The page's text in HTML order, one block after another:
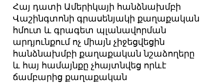
Հայ դատի Ամերիկայի հանձնախմբի
Վաշինգտոնի գրասենյակի քաղաքական
հմուտ և գրագետ պլանավորման
արդյունքում ոչ միայն չիջեցվեցին
հանձնախմբի քաղաքական նշաձողերը
և հայ համայնքը չհայտնվեց որևէ
ճամբարից քաղաքական